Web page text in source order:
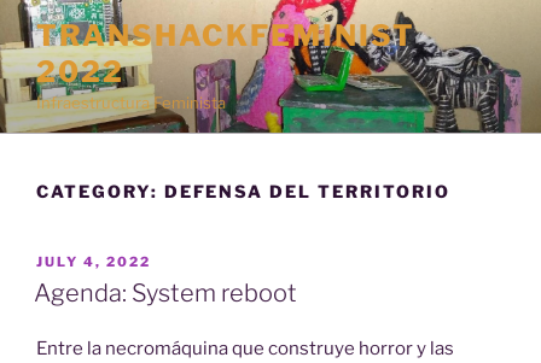
Skip
to
content
TRANSHACKFEMINIST
2022
Infraestructura Feminista
CATEGORY: DEFENSA DEL TERRITORIO
POSTED
ON
JULY 4, 2022
Agenda: System reboot
Entre la necromáquina que construye horror y las